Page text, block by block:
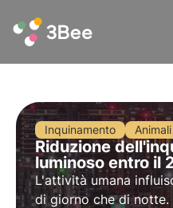
Inquinamento Animali
Riduzione
luminoso entro il
L'attività umana
di giorno che di